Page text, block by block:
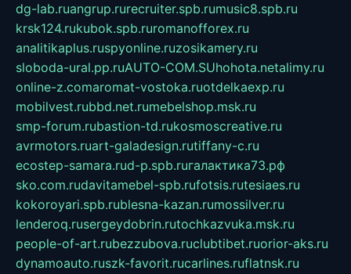
dg-lab.ruangrup.rurecruiter.spb.rumusic8.spb.ru
krsk124.rukubok.spb.ruromanofforex.ru
analitikaplus.ruspyonline.ruzosikamery.ru
sloboda-ural.pp.ruAUTO-COM.SUhohota.netalimy.ru
online-z.comaromat-vostoka.ruotdelkaexp.ru
mobilvest.rubbd.net.rumebelshop.msk.ru
smp-forum.rubastion-td.rukosmoscreative.ru
avrmotors.ruart-galadesign.rutiffany-c.ru
ecostep-samara.rud-p.spb.ruгалактика73.рф
sko.com.rudavitamebel-spb.rufotsis.rutesiaes.ru
kokoroyari.spb.rublesna-kazan.rumossilver.ru
lenderoq.rusergeydobrin.rutochkazvuka.msk.ru
people-of-art.rubezzubova.ruclubtibet.ruorior-aks.ru
dynamoauto.ruszk-favorit.rucarlines.ruflatnsk.ru